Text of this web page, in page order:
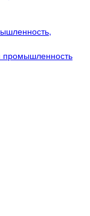
промышленность